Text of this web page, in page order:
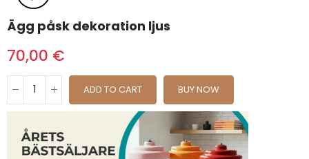
Ägg påsk dekoration ljus
70,00 €
ADD TO CART BUY NOW